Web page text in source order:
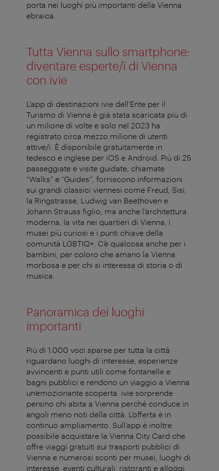
porta nei luoghi più importanti della Vienna
ebraica.
Tutta Vienna sullo smartphone:
diventare esperte/i di Vienna
con ivie
L’app di destinazioni ivie dell’Ente per il
Turismo di Vienna è già stata scaricata più di
un milione di volte e solo nel 2023 ha
registrato circa mezzo milione di utenti
attive/i. È disponibile gratuitamente in
tedesco e inglese per iOS e Android. Più di 25
passeggiate e visite guidate, chiamate
“Walks” e “Guides”, forniscono informazioni
sui grandi classici viennesi come Freud, Sisi,
la Ringstrasse, Ludwig van Beethoven e
Johann Strauss figlio, ma anche l’architettura
moderna, la vita nei quartieri di Vienna, i
musei più curiosi e i punti chiave della
comunità LGBTIQ+. C’è qualcosa anche per i
bambini, per coloro che amano la Vienna
morbosa e per chi si interessa di storia o di
musica.
Panoramica dei luoghi
importanti
Più di 1.000 voci sparse per tutta la città
riguardano luoghi di interesse, esperienze
avvincenti e punti utili come fontanelle e
bagni pubblici e rendono un viaggio a Vienna
un’emozionante scoperta. ivie sorprende
persino chi abita a Vienna perché conduce in
angoli meno noti della città. L’offerta è in
continuo ampliamento. Sull’app è inoltre
possibile acquistare la Vienna City Card che
offre viaggi gratuiti sui trasporti pubblici di
Vienna e numerosi sconti per musei, luoghi di
interesse, eventi culturali, ristoranti e alloggi.